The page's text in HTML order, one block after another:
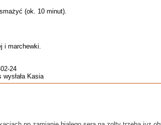
(ok. 10 minut).
i marchewki.
24
Kasia